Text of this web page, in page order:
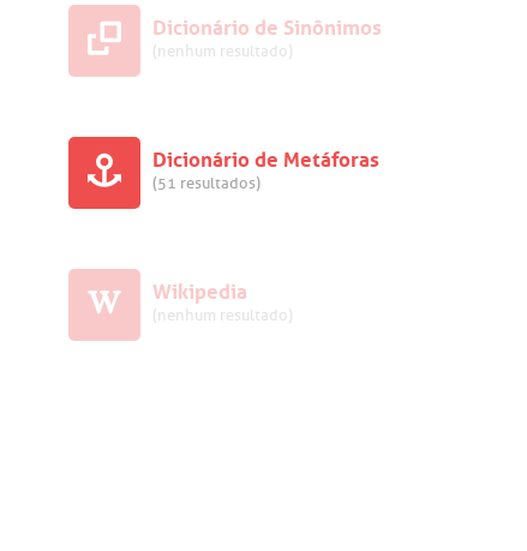
Dicionário de Sinônimos
(nenhum resultado)
Dicionário de Metáforas
(51 resultados)
Wikipedia
(nenhum resultado)